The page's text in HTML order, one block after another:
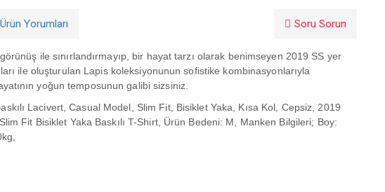
Ürün Yorumları Soru Sorun
ile sınırlandırmayıp, bir hayat tarzı olarak benimseyen 2019 SS yer
ile oluşturulan Lapis koleksiyonunun sofistike kombinasyonlarıyla
yoğun temposunun galibi sizsiniz.
Lacivert, Casual Model, Slim Fit, Bisiklet Yaka, Kısa Kol, Cepsiz, 2019
Fit Bisiklet Yaka Baskılı T-Shirt, Ürün Bedeni: M, Manken Bilgileri; Boy: